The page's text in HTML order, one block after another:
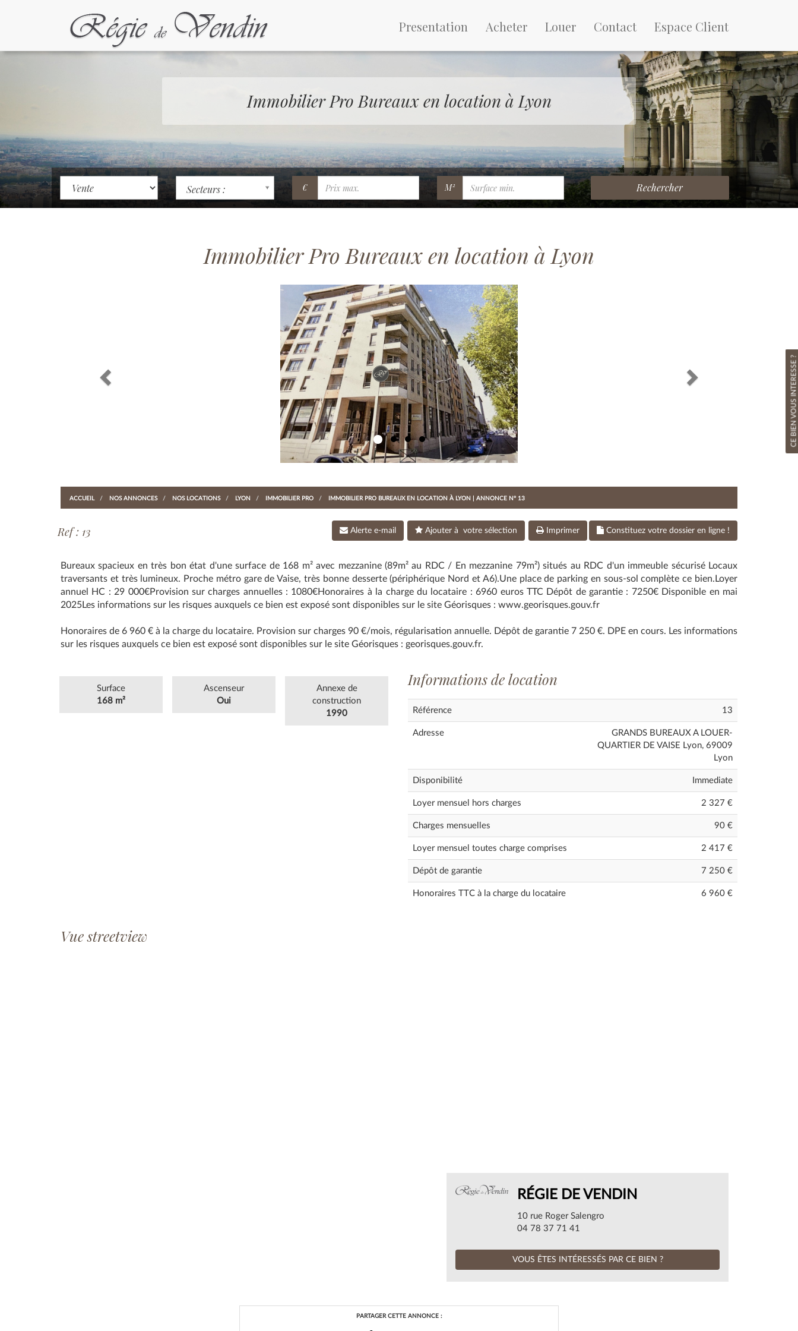
Presentation Acheter Louer Contact Espace Client
Immobilier Pro Bureaux en location à Lyon
Secteurs : € M² Rechercher
Immobilier Pro Bureaux en location à Lyon
ACCUEIL NOS ANNONCES NOS LOCATIONS LYON IMMOBILIER PRO IMMOBILIER PRO BUREAUX EN LOCATION À LYON | ANNONCE N° 13
Ref : 13 Constituez votre dossier en ligne !
Imprimer
Ajouter à votre sélection
Alerte e-mail
Bureaux spacieux en très bon état d'une surface de 168 m² avec mezzanine (89m² au RDC / En mezzanine 79m²) situés au RDC d'un immeuble sécurisé Locaux
traversants et très lumineux. Proche métro gare de Vaise, très bonne desserte (périphérique Nord et A6).Une place de parking en sous-sol complète ce bien.Loyer
annuel HC : 29 000€Provision sur charges annuelles : 1080€Honoraires à la charge du locataire : 6960 euros TTC Dépôt de garantie : 7250€ Disponible en mai
2025Les informations sur les risques auxquels ce bien est exposé sont disponibles sur le site Géorisques : www.georisques.gouv.fr
Honoraires de 6 960 € à la charge du locataire. Provision sur charges 90 €/mois, régularisation annuelle. Dépôt de garantie 7 250 €. DPE en cours. Les informations
sur les risques auxquels ce bien est exposé sont disponibles sur le site Géorisques : georisques.gouv.fr.
Surface
168 m²
Ascenseur
Oui
Annexe de
construction
1990
Informations de location
Référence 13
Adresse
GRANDS BUREAUX A LOUER-
QUARTIER DE VAISE Lyon, 69009
Lyon
Disponibilité Immediate
Loyer mensuel hors charges 2 327 €
Charges mensuelles 90 €
Loyer mensuel toutes charge comprises 2 417 €
Dépôt de garantie 7 250 €
Honoraires TTC à la charge du locataire 6 960 €
Vue streetview
RÉGIE DE VENDIN
10 rue Roger Salengro
04 78 37 71 41
VOUS ÊTES INTÉRESSÉS PAR CE BIEN ?
PARTAGER CETTE ANNONCE :
CE BIEN VOUS INTERESSE ?